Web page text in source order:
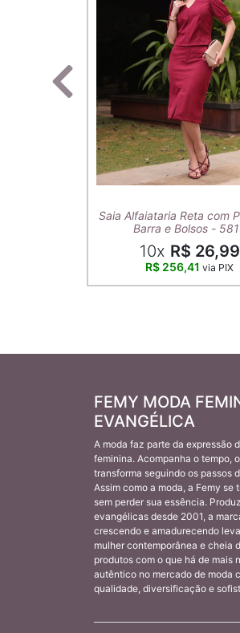
Saia Alfaiataria Reta com
Barra e Bolsos -
10x R$ 26,99
R$ 256,41via PIX
FEMY MODA
EVANGÉLICA
A moda faz parte da expressão
feminina. Acompanha o tempo,
transforma seguindo os passos
Assim como a moda, a Femy se
sem perder sua essência.
evangélicas desde 2001, a
crescendo e amadurecendo
mulher contemporânea e cheia
produtos com o que há de mais
autêntico no mercado de moda
qualidade, diversificação e